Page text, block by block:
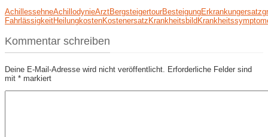
AchillessehneAchillodynieArztBergsteigertourBesteigungErkrankungersatz
FahrlässigkeitHeilungkostenKostenersatzKrankheitsbild
Kommentar schreiben
Deine E-Mail-Adresse wird nicht veröffentlicht. Erforderliche Felder sind
mit * markiert